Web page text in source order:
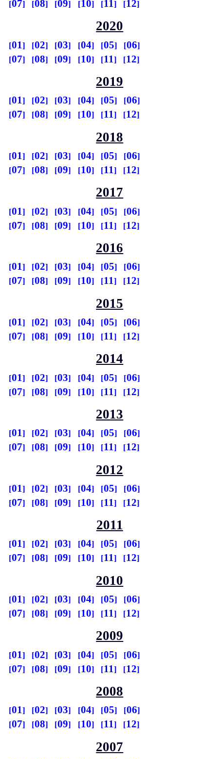
07 08 09 10 11 12
2020
01 02 03 04 05
06
07
08 09 10 11 12
2019
01 02 03 04 05
06
07
08 09 10 11 12
2018
01 02 03 04 05
06
07
08 09 10 11 12
2017
01 02 03 04 05
06
07
08 09 10 11 12
2016
01 02 03 04 05
06
07
08 09 10 11 12
2015
01 02 03 04 05
06
07
08 09 10 11 12
2014
01 02 03 04 05
06
07
08 09 10 11 12
2013
01 02 03 04 05
06
07
08 09 10 11 12
2012
01 02 03 04 05
06
07
08 09 10 11 12
2011
01 02 03 04 05
06
07
08 09 10 11 12
2010
01 02 03 04 05
06
07
08 09 10 11 12
2009
01 02 03 04 05
06
07
08 09 10 11 12
2008
01 02 03 04 05
06
07
08 09 10 11 12
2007